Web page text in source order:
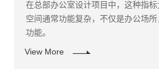
在总部办公室设计项目中，这种指
空间通常功能复杂，不仅是办公场
功能。
View More